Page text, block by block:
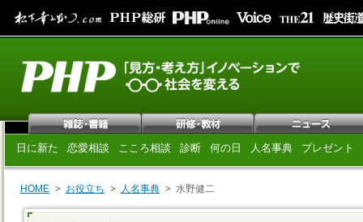
日に新た 恋愛相談 こころ相談 診断 何の日 人名事典 プレゼント
HOME お役立ち 人名事典 水野健二